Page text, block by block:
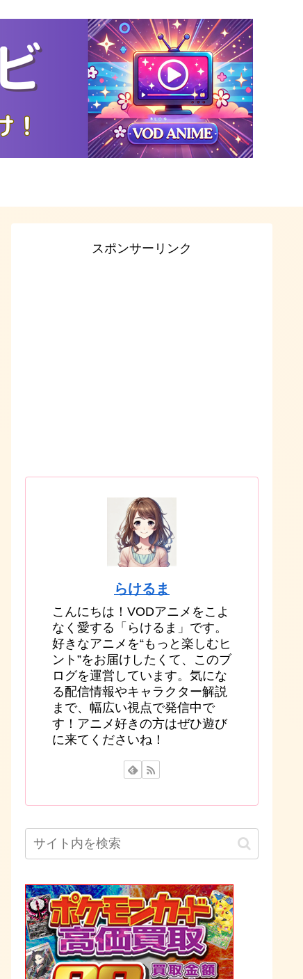
スポンサーリンク
らけるま
こんにちは！VODアニメをこよ
なく愛する「らけるま」です。
好きなアニメを“もっと楽しむヒ
ント”をお届けしたくて、このブ
ログを運営しています。気にな
る配信情報やキャラクター解説
まで、幅広い視点で発信中で
す！アニメ好きの方はぜひ遊び
に来てくださいね！